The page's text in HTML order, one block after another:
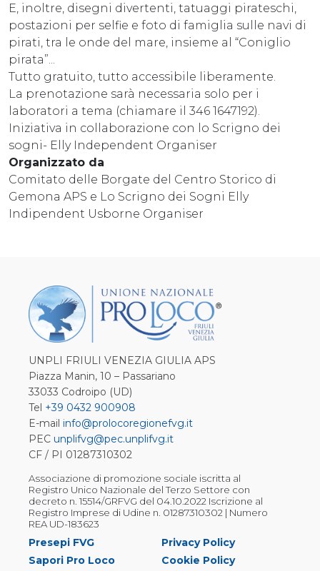
E, inoltre, disegni divertenti, tatuaggi pirateschi,
postazioni per selfie e foto di famiglia sulle navi di
pirati, tra le onde del mare, insieme al “Coniglio
pirata”...
Tutto gratuito, tutto accessibile liberamente.
La prenotazione sarà necessaria solo per i
laboratori a tema (chiamare il 346 1647192).
Iniziativa in collaborazione con lo Scrigno dei
sogni- Elly Independent Organiser
Organizzato da
Comitato delle Borgate del Centro Storico di
Gemona APS e Lo Scrigno dei Sogni Elly
Indipendent Usborne Organiser
UNPLI FRIULI VENEZIA GIULIA APS
Piazza Manin, 10 – Passariano
33033 Codroipo (UD)
Tel +39 0432 900908
E-mail info@prolocoregionefvg.it
PEC unplifvg@pec.unplifvg.it
CF / PI 01287310302
Associazione di promozione sociale iscritta al
Registro Unico Nazionale del Terzo Settore con
decreto n. 15514/GRFVG del 04.10.2022 Iscrizione al
Registro Imprese di Udine n. 01287310302 | Numero
REA UD-183623
Presepi FVG
Sapori Pro Loco
Privacy Policy
Cookie Policy